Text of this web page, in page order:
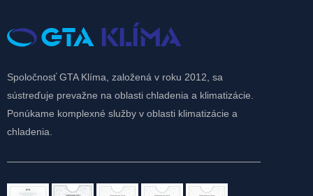
Spoločnosť GTA Klíma, založená v roku 2012, sa
sústreďuje prevažne na oblasti chladenia a klimatizácie.
Ponúkame komplexné služby v oblasti klimatizácie a
chladenia.